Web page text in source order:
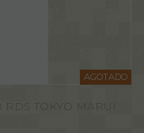
AGOTADO
TOKYO MARUI